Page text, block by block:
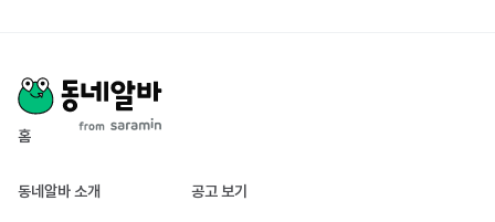
홈
동네알바 소개 공고 보기